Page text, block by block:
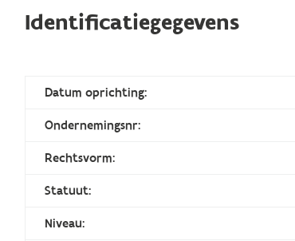
Identificatiegegevens
Datum oprichting:
Ondernemingsnr:
Rechtsvorm:
Statuut:
Niveau: